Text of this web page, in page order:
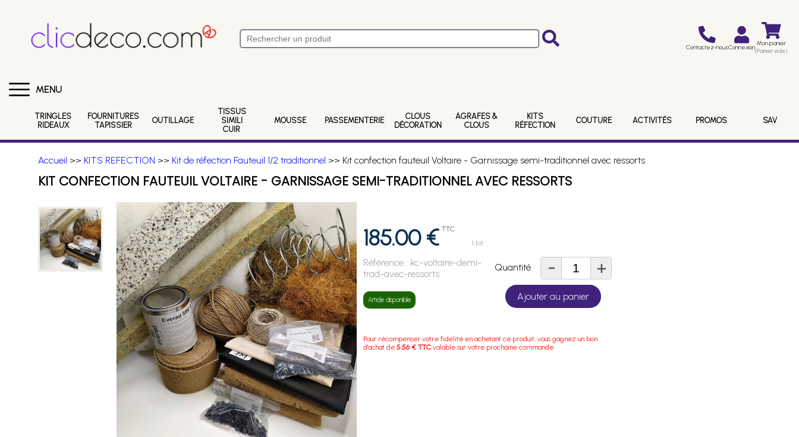
Contactez-nousConnexion Mon panier
(Panier vide)
MENU
TRINGLES
RIDEAUX
FOURNITURES
TAPISSIER
OUTILLAGE
TISSUS
SIMILI
CUIR
MOUSSE PASSEMENTERIE
CLOUS
DÉCORATION
AGRAFES &
CLOUS
KITS
RÉFECTION
COUTURE ACTIVITÉS PROMOS SAV
Accueil >> KITS REFECTION >> Kit de réfection Fauteuil 1/2 traditionnel >> Kit confection fauteuil Voltaire - Garnissage semi-traditionnel avec ressorts
KIT CONFECTION FAUTEUIL VOLTAIRE - GARNISSAGE SEMI-TRADITIONNEL AVEC RESSORTS
185.00 € TTC
1 kit
Référence : kc-voltaire-demi-
trad-avec-ressorts
Article disponible
Quantité - +
Ajouter au panier
Pour récompenser votre fidélité en achetant ce produit, vous gagnez un bon
d'achat de5.56 € TTC valable sur votre prochaine commande.